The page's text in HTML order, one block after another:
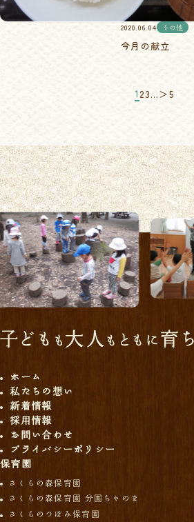
2020.06.04 その他
今月の献立
1 23…＞5
ホーム
私たちの想い
新着情報
採用情報
お問い合わせ
プライバシーポリシー
保育園
さくらの森保育園
さくらの森保育園 分園ちゃのま
さくらのつぼみ保育園